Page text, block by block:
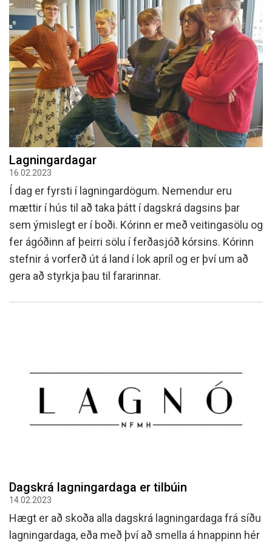
Lagningardagar
16.02.2023
Í dag er fyrsti í lagningardögum. Nemendur eru
mættir í hús til að taka þátt í dagskrá dagsins þar
sem ýmislegt er í boði. Kórinn er með veitingasölu og
fer ágóðinn af þeirri sölu í ferðasjóð kórsins. Kórinn
stefnir á vorferð út á land í lok apríl og er því um að
gera að styrkja þau til fararinnar.
Dagskrá lagningardaga er tilbúin
14.02.2023
Hægt er að skoða alla dagskrá lagningardaga frá síðu
lagningardaga, eða með því að smella á hnappinn hér